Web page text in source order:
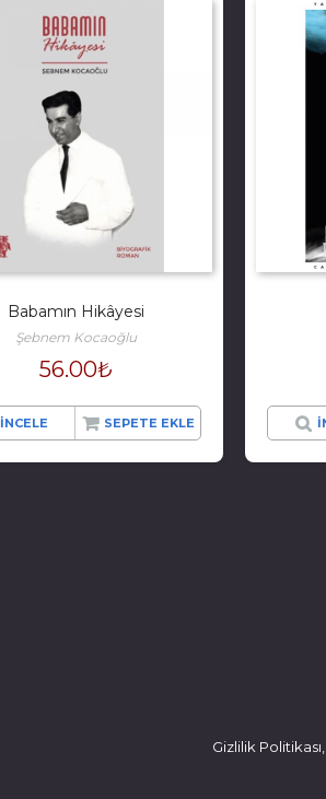
Babamın Hikâyesi
Şebnem Kocaoğlu
56.00₺
İNCELE SEPETE EKLE
Gizlilik